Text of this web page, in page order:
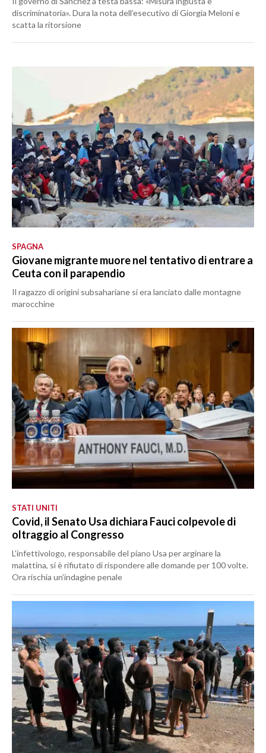
discriminatoria». Dura la nota dell’esecutivo di Giorgia Meloni e
scatta la ritorsione
SPAGNA
Giovane migrante muore nel tentativo di entrare a
Ceuta con il parapendio
Il ragazzo di origini subsahariane si era lanciato dalle montagne
marocchine
STATI UNITI
Covid, il Senato Usa dichiara Fauci colpevole di
oltraggio al Congresso
L’infettivologo, responsabile del piano Usa per arginare la
malattina, si è rifiutato di rispondere alle domande per 100 volte.
Ora rischia un’indagine penale